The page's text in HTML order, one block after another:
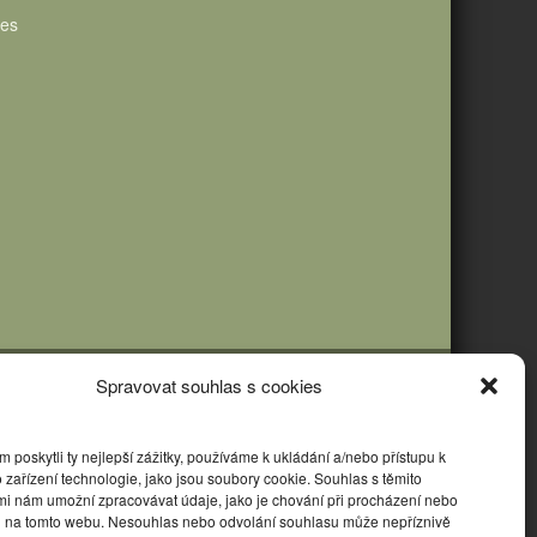
Spravovat souhlas s cookies
poskytli ty nejlepší zážitky, používáme k ukládání a/nebo přístupu k
zařízení technologie, jako jsou soubory cookie. Souhlas s těmito
nám umožní zpracovávat údaje, jako je chování při procházení nebo
tomto webu. Nesouhlas nebo odvolání souhlasu může nepříznivě